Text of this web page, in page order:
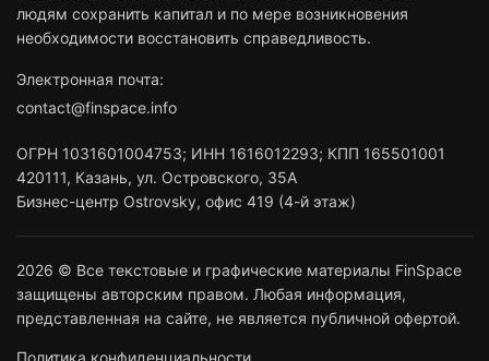
людям сохранить капитал и по мере возникновения
необходимости восстановить справедливость.
Электронная почта:
contact@finspace.info
ОГРН 1031601004753; ИНН 1616012293; КПП 165501001
420111, Казань, ул. Островского, 35А
Бизнес-центр Ostrovsky, офис 419 (4-й этаж)
2026 © Все текстовые и графические материалы FinSpace
защищены авторским правом. Любая информация,
представленная на сайте, не является публичной офертой.
Политика конфиденциальности